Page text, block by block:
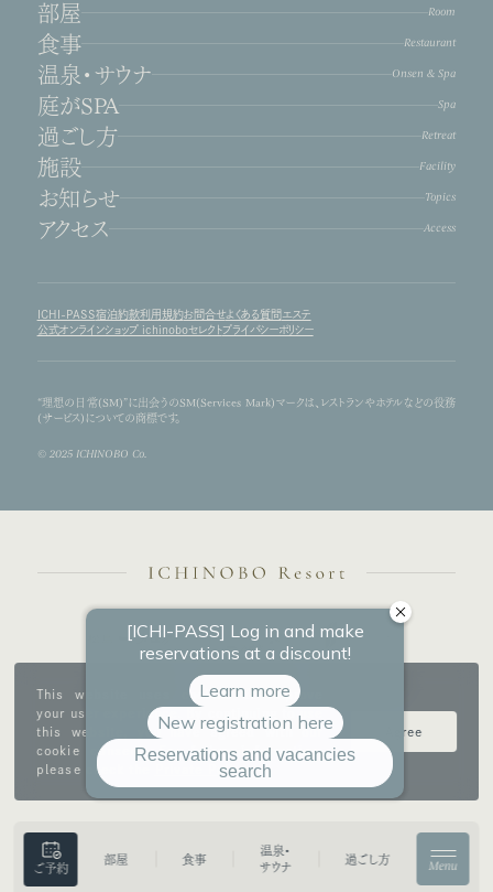
ご予約
部屋 食事
温泉・
サウナ
過ごし方
Menu
部屋 Room
食事 Restaurant
温泉・サウナ Onsen & Spa
庭がSPA Spa
過ごし方 Retreat
施設 Facility
お知らせ Topics
アクセス Access
ICHI-PASS宿泊約款利用規約お問合せよくある質問 エステ
公式オンラインショップ ichinoboセレクトプライバシーポリシー
“理想の日常(SM)”に出会うのSM(Services Mark)マークは、レストランやホテルなどの役務
(サービス)についての商標です。
© 2025 ICHINOBO Co.
This website uses cookies to improve
your user experience. By continuing to use
this website, you have agreed with our
cookie consent. For futher information,
please check the
Private Policy.
Agree